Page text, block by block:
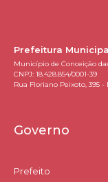
Prefeitura
Município de Conceição
CNPJ: 18.428.854/0001-39
Rua Floriano Peixoto, 395
Governo
Prefeito